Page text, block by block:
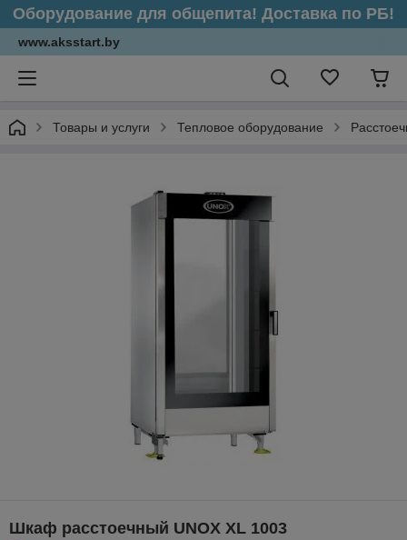
Оборудование для общепита! Доставка по РБ!
www.aksstart.by
Товары и услуги Тепловое оборудование
Шкаф расстоечный UNOX XL 1003